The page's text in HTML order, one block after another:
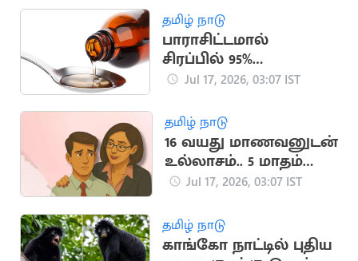
ஆலோசனை
தமிழ் நாடு
பாராசிட்டமால்
சிரப்பில் 95%
ஆல்கஹால்?
முற்றுப்புள்ளி
Jul 17, 2026, 03:07 IST
தமிழ் நாடு
16 வயது மாணவனுடன்
உல்லாசம்.. 5 மாதம்
கர்ப்பமான ஆசிரியை
Jul 17, 2026, 03:07 IST
தமிழ் நாடு
காங்கோ நாட்டில் புதிய